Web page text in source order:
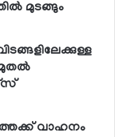
മുടങ്ങും
മുതല്‍
വാഹനം